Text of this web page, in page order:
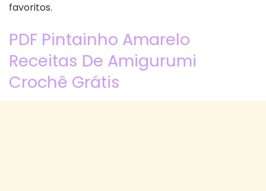
favoritos.
PDF Pintainho Amarelo
Receitas De Amigurumi
Crochê Grátis